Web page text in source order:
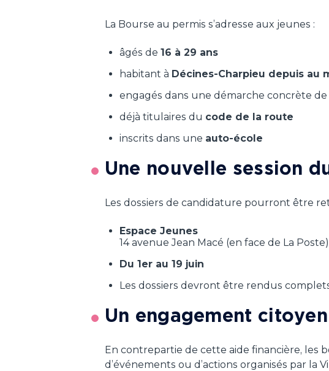
La Bourse au permis s’adresse aux jeunes :
âgés de 16 à 29 ans
habitant à Décines-Charpieu depuis au
engagés dans une démarche concrète
déjà titulaires du code de la route
inscrits dans une auto-école
Une nouvelle session
Les dossiers de candidature pourront être
Espace Jeunes
14 avenue Jean Macé (en face de La Poste)
Du 1er au 19 juin
Les dossiers devront être rendus
Un engagement
En contrepartie de cette aide financière, les
d’événements ou d’actions organisés par la